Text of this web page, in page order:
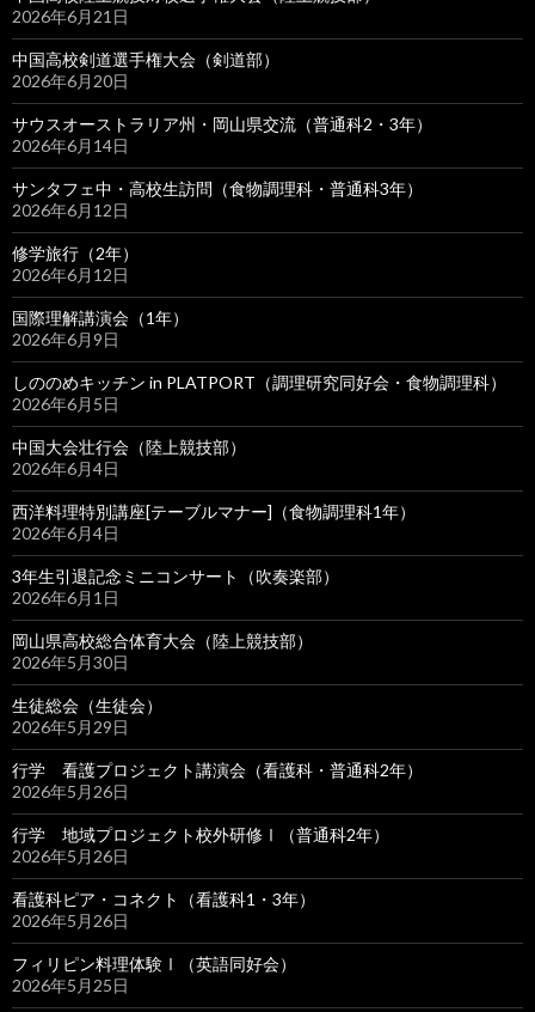
2026年6月21日
中国高校剣道選手権大会（剣道部）
2026年6月20日
サウスオーストラリア州・岡山県交流（普通科2・3年）
2026年6月14日
サンタフェ中・高校生訪問（食物調理科・普通科3年）
2026年6月12日
修学旅行（2年）
2026年6月12日
国際理解講演会（1年）
2026年6月9日
しののめキッチン in PLATPORT（調理研究同好会・食物調理科）
2026年6月5日
中国大会壮行会（陸上競技部）
2026年6月4日
西洋料理特別講座[テーブルマナー]（食物調理科1年）
2026年6月4日
3年生引退記念ミニコンサート（吹奏楽部）
2026年6月1日
岡山県高校総合体育大会（陸上競技部）
2026年5月30日
生徒総会（生徒会）
2026年5月29日
行学 看護プロジェクト講演会（看護科・普通科2年）
2026年5月26日
行学 地域プロジェクト校外研修Ⅰ（普通科2年）
2026年5月26日
看護科ピア・コネクト（看護科1・3年）
2026年5月26日
フィリピン料理体験Ⅰ（英語同好会）
2026年5月25日